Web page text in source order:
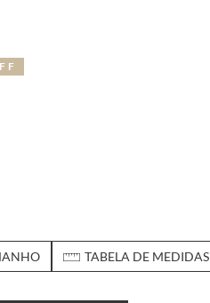
TABELA DE MEDIDAS